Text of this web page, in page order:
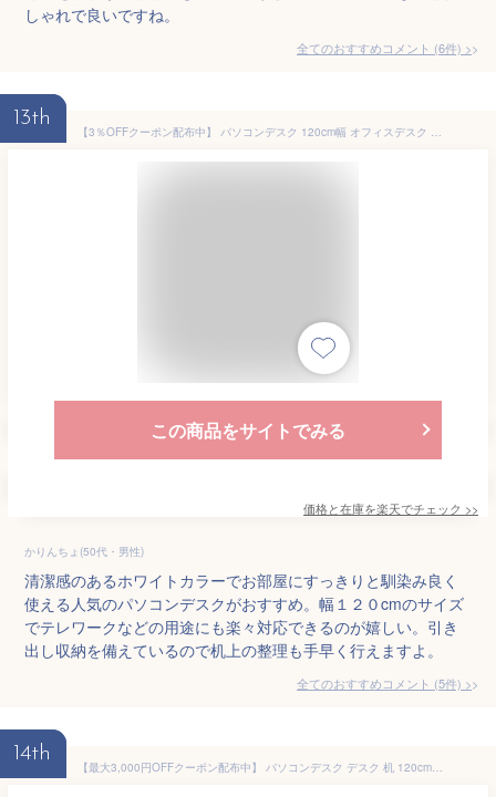
しゃれで良いですね。
全てのおすすめコメント (6件) >
13th
【3％OFFクーポン配布中】 パソコンデスク 120cm幅 オフィスデスク ワークデスク おしゃれ 木製 人気 北欧 ナチュラル かわいい 白 ホワイト PCデスク PC台 学習机 勉強机 大人 パソコン机 PCデスク パソコンデスク 作業机 シンプル モダン 収納
この商品をサイトでみる
価格と在庫を楽天でチェック >>
かりんちょ(50代・男性)
清潔感のあるホワイトカラーでお部屋にすっきりと馴染み良く
使える人気のパソコンデスクがおすすめ。幅１２０cmのサイズ
でテレワークなどの用途にも楽々対応できるのが嬉しい。引き
出し収納を備えているので机上の整理も手早く行えますよ。
全てのおすすめコメント (5件) >
14th
【最大3,000円OFFクーポン配布中】 パソコンデスク デスク 机 120cm幅 pcデスク ワークデスク 学習机 北欧 白 ホワイト テレワーク 在宅勤務 木製 木製デスク おしゃれ 学習デスク パソコンラック シンプル 勉強机 大人 モダンデザイン Antwerp 〔アントワープ〕